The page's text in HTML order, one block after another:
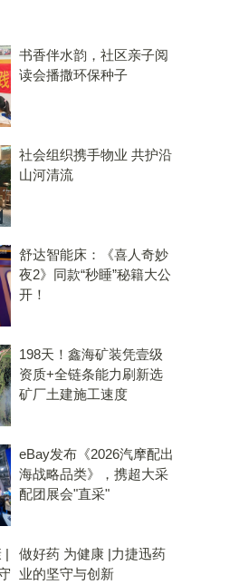
书香伴水韵，社区亲子阅
读会播撒环保种子
社会组织携手物业 共护沿
山河清流
舒达智能床：《喜人奇妙
夜2》同款“秒睡”秘籍大公
开！
198天！鑫海矿装凭壹级
资质+全链条能力刷新选
矿厂土建施工速度
eBay发布《2026汽摩配出
海战略品类》，携超大采
配团展会"直采"
做好药 为健康 |力捷迅药
业的坚守与创新